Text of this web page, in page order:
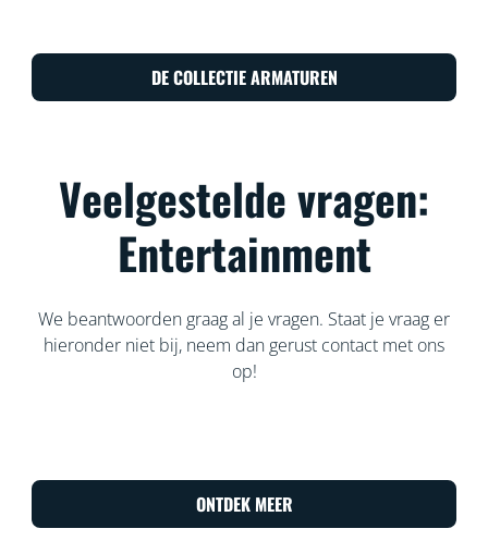
DE COLLECTIE ARMATUREN
Veelgestelde vragen:
Entertainment
We beantwoorden graag al je vragen. Staat je vraag er
hieronder niet bij, neem dan gerust contact met ons
op!
ONTDEK MEER